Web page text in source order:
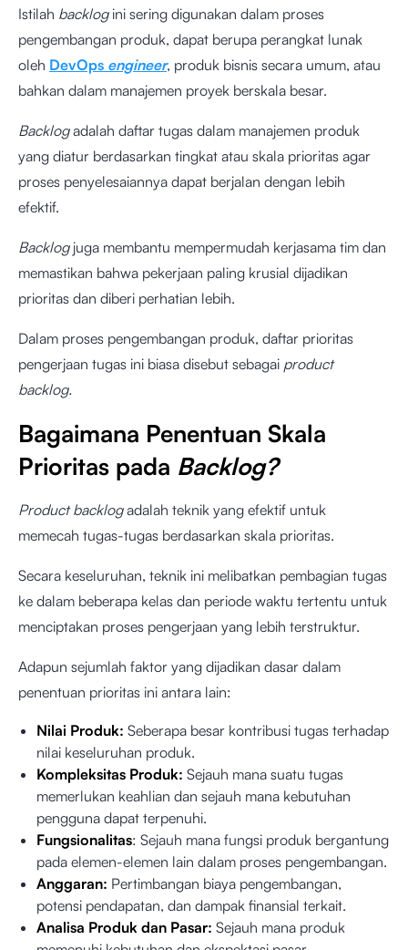
Istilah backlog ini sering digunakan dalam proses
pengembangan produk, dapat berupa perangkat lunak
oleh DevOps engineer, produk bisnis secara umum, atau
bahkan dalam manajemen proyek berskala besar.
Backlogadalah daftar tugas dalam manajemen produk
yang diatur berdasarkan tingkat atau skala prioritas agar
proses penyelesaiannya dapat berjalan dengan lebih
efektif.
Backlog juga membantu mempermudah kerjasama tim dan
memastikan bahwa pekerjaan paling krusial dijadikan
prioritas dan diberi perhatian lebih.
Dalam proses pengembangan produk, daftar prioritas
pengerjaan tugas ini biasa disebut sebagai product
backlog.
Bagaimana Penentuan Skala
Prioritas pada Backlog?
Product backlogadalah teknik yang efektif untuk
memecah tugas-tugas berdasarkan skala prioritas.
Secara keseluruhan, teknik ini melibatkan pembagian tugas
ke dalam beberapa kelas dan periode waktu tertentu untuk
menciptakan proses pengerjaan yang lebih terstruktur.
Adapun sejumlah faktor yang dijadikan dasar dalam
penentuan prioritas ini antara lain:
Nilai Produk: Seberapa besar kontribusi tugas terhadap
nilai keseluruhan produk.
Kompleksitas Produk: Sejauh mana suatu tugas
memerlukan keahlian dan sejauh mana kebutuhan
pengguna dapat terpenuhi.
Fungsionalitas: Sejauh mana fungsi produk bergantung
pada elemen-elemen lain dalam proses pengembangan.
Anggaran: Pertimbangan biaya pengembangan,
potensi pendapatan, dan dampak finansial terkait.
Analisa Produk dan Pasar: Sejauh mana produk